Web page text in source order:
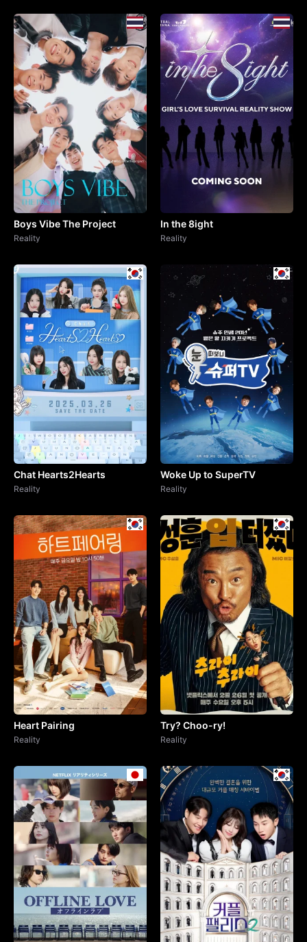
Boys Vibe The Project
Reality
In the 8ight
Reality
Chat Hearts2Hearts
Reality
Woke Up to SuperTV
Reality
Heart Pairing
Reality
Try? Choo-ry!
Reality